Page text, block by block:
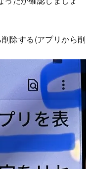
除する(アプリから削